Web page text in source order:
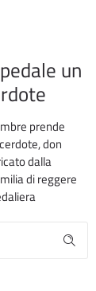
un
prende
don
dalla
di reggere